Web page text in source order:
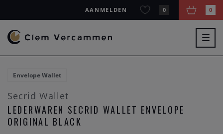
AANMELDEN 0 0
Envelope Wallet
Secrid Wallet
LEDERWAREN SECRID WALLET ENVELOPE
ORIGINAL BLACK